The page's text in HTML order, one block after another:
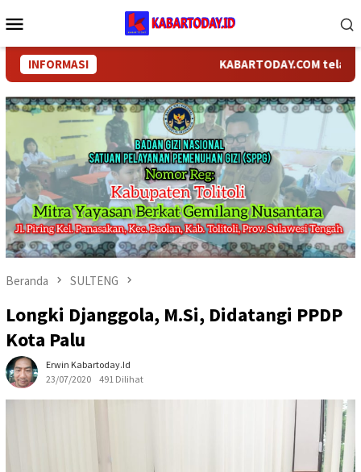
ke
Mobile
INFORMASI KABARTODAY.COM telah
Beranda SULTENG
Longki Djanggola, M.Si, Didatangi PPDP
Kota Palu
Erwin Kabartoday.id
23/07/2020
491 Dilihat